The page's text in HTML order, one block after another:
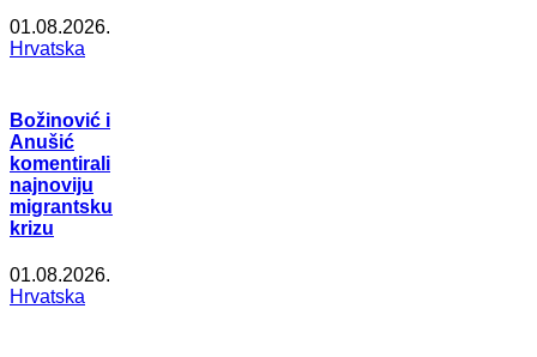
01.08.2026.
Hrvatska
Božinović i
Anušić
komentirali
najnoviju
migrantsku
krizu
01.08.2026.
Hrvatska